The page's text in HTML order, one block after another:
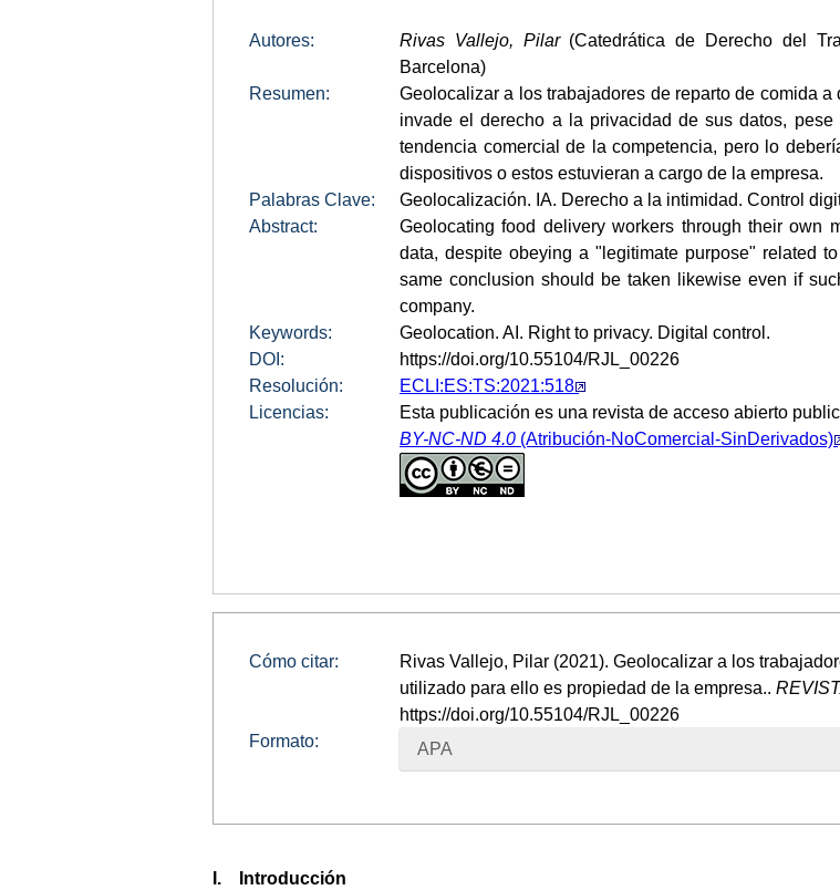
Autores: Rivas Vallejo, Pilar(Catedrática de Derecho del
Barcelona)
Resumen:
Geolocalizar a los trabajadores de reparto de comida
invade el derecho a la privacidad de sus datos,
tendencia comercial de la competencia, pero lo
dispositivos o estos estuvieran a cargo de la empresa.
Palabras Clave:
Geolocalización. IA. Derecho a la intimidad. Control
Abstract:
Geolocating food delivery workers through their own
data, despite obeying a "legitimate purpose" related
same conclusion should be taken likewise even if
company.
Keywords:
Geolocation. AI. Right to privacy. Digital control.
DOI:
https://doi.org/10.55104/RJL_00226
Resolución:
ECLI:ES:TS:2021:518
Licencias:
Esta publicación es una revista de acceso abierto
BY-NC-ND 4.0 (Atribución-NoComercial-SinDerivados)
Cómo citar:
Rivas Vallejo, Pilar (2021). Geolocalizar a los
utilizado para ello es propiedad de la empresa..
https://doi.org/10.55104/RJL_00226
Formato:
APA
I. Introducción